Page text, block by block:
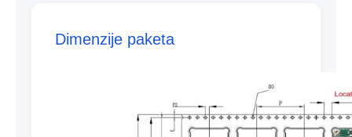
Dimenzije paketa